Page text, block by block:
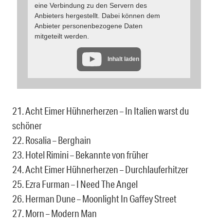
eine Verbindung zu den Servern des
Anbieters hergestellt. Dabei können dem
Anbieter personenbezogene Daten
mitgeteilt werden.
Inhalt laden
21. Acht Eimer Hühnerherzen – In Italien warst du
schöner
22. Rosalia – Berghain
23. Hotel Rimini – Bekannte von früher
24. Acht Eimer Hühnerherzen – Durchlauferhitzer
25. Ezra Furman – I Need The Angel
26. Herman Dune – Moonlight In Gaffey Street
27. Morn – Modern Man